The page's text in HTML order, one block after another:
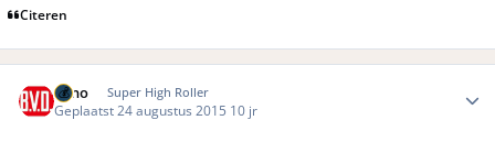
Citeren
Reno Super High Roller
Geplaatst 24 augustus 2015 10 jr